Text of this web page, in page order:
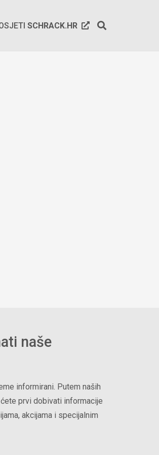
SCHRACK.HR
naše
informirani. Putem naših
prvi dobivati informacije
akcijama i specijalnim